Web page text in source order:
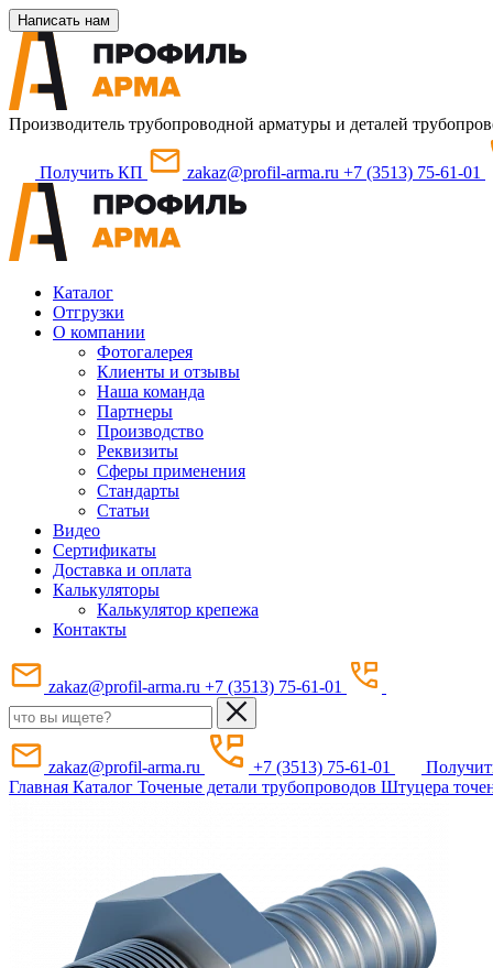
Написать нам
Производитель трубопроводной арматуры и деталей
Получить КП zakaz@profil-arma.ru +7 (3513) 75-61-01
Каталог
Отгрузки
О компании
Фотогалерея
Клиенты и отзывы
Наша команда
Партнеры
Производство
Реквизиты
Сферы применения
Стандарты
Статьи
Видео
Сертификаты
Доставка и оплата
Калькуляторы
Калькулятор крепежа
Контакты
zakaz@profil-arma.ru +7 (3513) 75-61-01
zakaz@profil-arma.ru +7 (3513) 75-61-01
Главная Каталог Точеные детали трубопроводов Штуцера